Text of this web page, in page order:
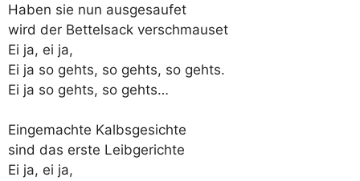
Haben sie nun ausgesaufet
wird der Bettelsack verschmauset
Ei ja, ei ja,
Ei ja so gehts, so gehts, so gehts.
Ei ja so gehts, so gehts…
Eingemachte Kalbsgesichte
sind das erste Leibgerichte
Ei ja, ei ja,